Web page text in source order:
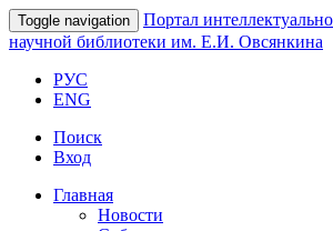
Toggle navigation Портал
научной библиотеки им. Е.И. Овсянкина
РУС
ENG
Поиск
Вход
Главная
Новости